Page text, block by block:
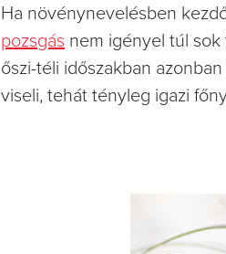
Ha növénynevelésben
pozsgás nem igényel túl
őszi-téli időszakban
viseli, tehát tényleg igazi